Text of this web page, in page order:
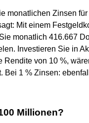
monatlichen Zinsen
Mit einem
monatlich 416.667
Investieren Sie in
Rendite von 10 %,
Bei 1 % Zinsen:
Millionen?